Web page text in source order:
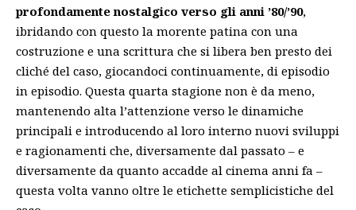
profondamente nostalgico verso gli anni ’80/’90,
ibridando con questo la morente patina con una
costruzione e una scrittura che si libera ben presto dei
cliché del caso, giocandoci continuamente, di episodio
in episodio. Questa quarta stagione non è da meno,
mantenendo alta l’attenzione verso le dinamiche
principali e introducendo al loro interno nuovi sviluppi
e ragionamenti che, diversamente dal passato – e
diversamente da quanto accadde al cinema anni fa –
questa volta vanno oltre le etichette semplicistiche del